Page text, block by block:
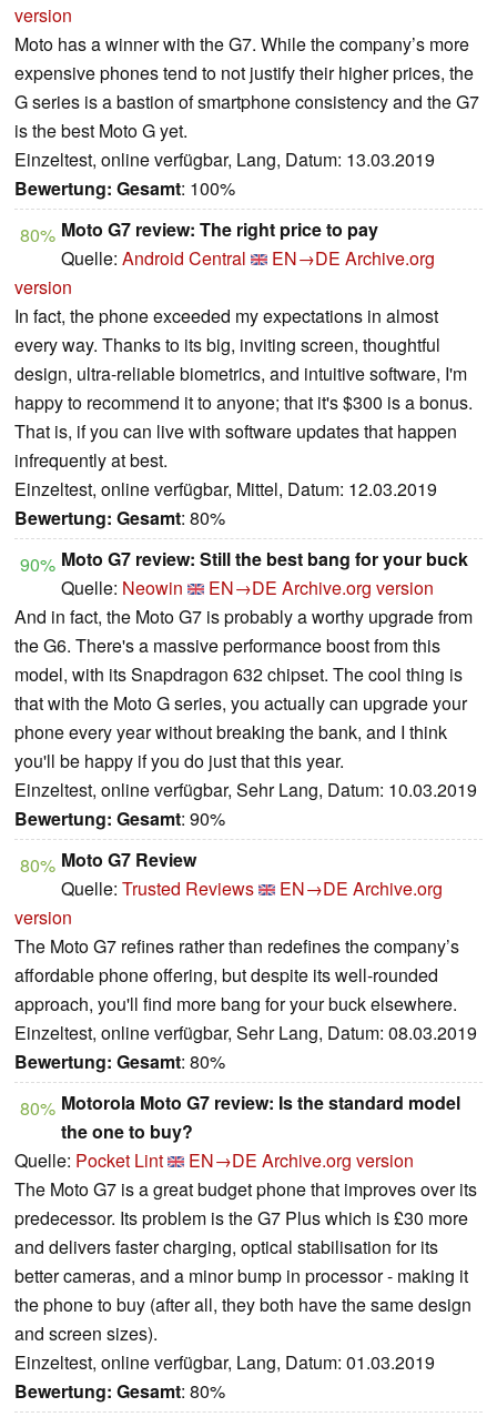
version
Moto has a winner with the G7. While the company’s more
expensive phones tend to not justify their higher prices, the
G series is a bastion of smartphone consistency and the G7
is the best Moto G yet.
Einzeltest, online verfügbar, Lang, Datum: 13.03.2019
Bewertung: Gesamt: 100%
80% Moto G7 review: The right price to pay
Quelle: Android Central EN→DE Archive.org
version
In fact, the phone exceeded my expectations in almost
every way. Thanks to its big, inviting screen, thoughtful
design, ultra-reliable biometrics, and intuitive software, I'm
happy to recommend it to anyone; that it's $300 is a bonus.
That is, if you can live with software updates that happen
infrequently at best.
Einzeltest, online verfügbar, Mittel, Datum: 12.03.2019
Bewertung: Gesamt: 80%
90% Moto G7 review: Still the best bang for your buck
Quelle: Neowin EN→DE Archive.org version
And in fact, the Moto G7 is probably a worthy upgrade from
the G6. There's a massive performance boost from this
model, with its Snapdragon 632 chipset. The cool thing is
that with the Moto G series, you actually can upgrade your
phone every year without breaking the bank, and I think
you'll be happy if you do just that this year.
Einzeltest, online verfügbar, Sehr Lang, Datum: 10.03.2019
Bewertung: Gesamt: 90%
80% Moto G7 Review
Quelle: Trusted Reviews EN→DE Archive.org
version
The Moto G7 refines rather than redefines the company’s
affordable phone offering, but despite its well-rounded
approach, you'll find more bang for your buck elsewhere.
Einzeltest, online verfügbar, Sehr Lang, Datum: 08.03.2019
Bewertung: Gesamt: 80%
80% Motorola Moto G7 review: Is the standard model
the one to buy?
Quelle: Pocket Lint EN→DE Archive.org version
The Moto G7 is a great budget phone that improves over its
predecessor. Its problem is the G7 Plus which is £30 more
and delivers faster charging, optical stabilisation for its
better cameras, and a minor bump in processor - making it
the phone to buy (after all, they both have the same design
and screen sizes).
Einzeltest, online verfügbar, Lang, Datum: 01.03.2019
Bewertung: Gesamt: 80%